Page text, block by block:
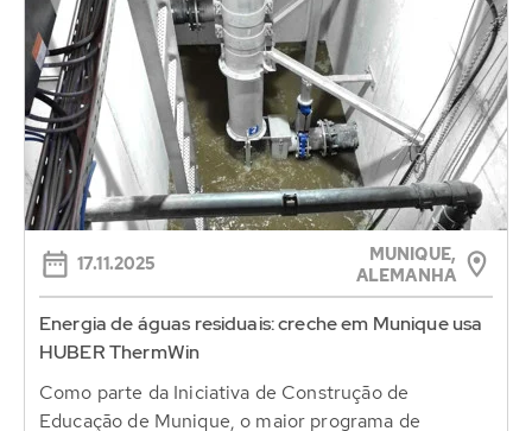
17.11.2025
MUNIQUE,
ALEMANHA
Energia de águas residuais: creche em Munique usa
HUBER ThermWin
Como parte da Iniciativa de Construção de
Educação de Munique, o maior programa de